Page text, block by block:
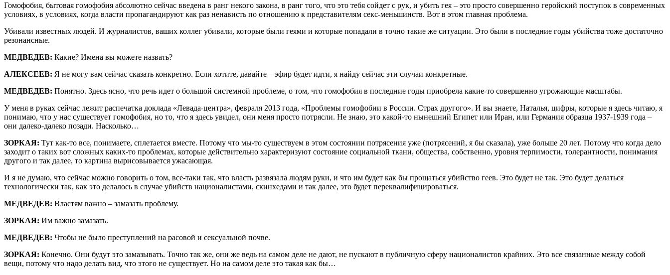
Гомофобия, бытовая гомофобия абсолютно сейчас введена в ранг некого закона, в ранг того, что это тебя сойдет с рук, и убить гея – это просто совершенно геройский поступок в современных
условиях, в условиях, когда власти пропагандируют как раз ненависть по отношению к представителям секс-меньшинств. Вот в этом главная проблема.
Убивали известных людей. И журналистов, ваших коллег убивали, которые были геями и которые попадали в точно такие же ситуации. Это были в последние годы убийства тоже достаточно
резонансные.
МЕДВЕДЕВ: Какие? Имена вы можете назвать?
АЛЕКСЕЕВ: Я не могу вам сейчас сказать конкретно. Если хотите, давайте – эфир будет идти, я найду сейчас эти случаи конкретные.
МЕДВЕДЕВ: Понятно. Здесь ясно, что речь идет о большой системной проблеме, о том, что гомофобия в последние годы приобрела какие-то совершенно угрожающие масштабы.
У меня в руках сейчас лежит распечатка доклада «Левада-центра», февраля 2013 года, «Проблемы гомофобии в России. Страх другого». И вы знаете, Наталья, цифры, которые я здесь читаю, я
понимаю, что у нас существует гомофобия, но то, что я здесь увидел, они меня просто потрясли. Не знаю, это какой-то нынешний Египет или Иран, или Германия образца 1937-1939 года –
они далеко-далеко позади. Насколько…
ЗОРКАЯ: Тут как-то все, понимаете, сплетается вместе. Потому что мы-то существуем в этом состоянии потрясения уже (потрясений, я бы сказала), уже больше 20 лет. Потому что когда дело
заходит о таких вот сложных каких-то проблемах, которые действительно характеризуют состояние социальной ткани, общества, собственно, уровня терпимости, толерантности, понимания
другого и так далее, то картина вырисовывается ужасающая.
И я не думаю, что сейчас можно говорить о том, все-таки так, что власть развязала людям руки, и что им будет как бы прощаться убийство геев. Это будет не так. Это будет делаться
технологически так, как это делалось в случае убийств националистами, скинхедами и так далее, это будет переквалифицироваться.
МЕДВЕДЕВ: Властям важно – замазать проблему.
ЗОРКАЯ: Им важно замазать.
МЕДВЕДЕВ: Чтобы не было преступлений на расовой и сексуальной почве.
ЗОРКАЯ: Конечно. Они будут это замазывать. Точно так же, они же ведь на самом деле не дают, не пускают в публичную сферу националистов крайних. Это все связанные между собой
вещи, потому что надо делать вид, что этого не существует. Но на самом деле это такая как бы…